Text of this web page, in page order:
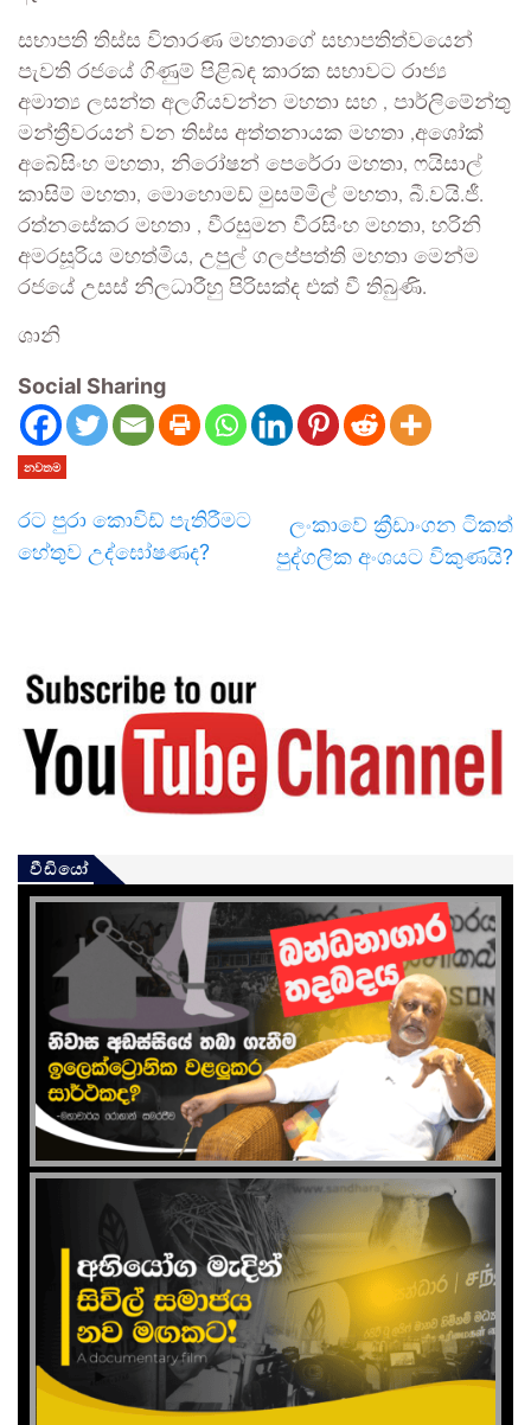
සභාපති තිස්ස විතාරණ මහතාගේ සභාපතිත්වයෙන්
පැවති රජයේ ගිණුම් පිළිබඳ කාරක සභාවට රාජ්‍ය
අමාත්‍ය ලසන්ත අලගියවන්න මහතා සහ , පාර්ලිමේන්තු
මන්ත්‍රීවරයන් වන තිස්ස අත්තනායක මහතා ,අශෝක්
අබේසිංහ මහතා, නිරෝෂන් පෙරේරා මහතා, ෆයිසාල්
කාසිම් මහතා, මොහොමඩ් මුසම්මිල් මහතා, බී.වයි.ජී.
රත්නසේකර මහතා , වීරසුමන වීරසිංහ මහතා, හරිනි
අමරසූරිය මහත්මිය, උපුල් ගලප්පත්ති මහතා මෙන්ම
රජයේ උසස් නිලධාරීහු පිරිසක්ද එක් වී තිබුණි.
ශානි
Social Sharing
නවතම
රට පුරා කොවිඩ් පැතිරීමට
හේතුව උද්ඝෝෂණද?
ලංකාවේ ක්‍රීඩාංගන ටිකත්
පුද්ගලික අංශයට විකුණයි?
වීඩියෝ